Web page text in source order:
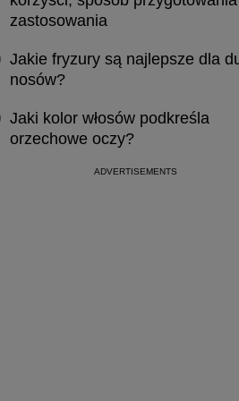
zastosowania
Jakie fryzury są najlepsze dla
nosów?
Jaki kolor włosów podkreśla
orzechowe oczy?